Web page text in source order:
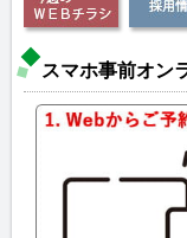
スマホ事前オン